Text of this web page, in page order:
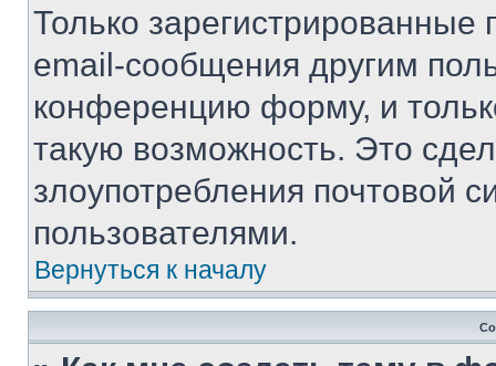
Только зарегистрированные
email-сообщения другим
конференцию форму, и
такую возможность. Это
злоупотребления почтовой
пользователями.
Вернуться к началу